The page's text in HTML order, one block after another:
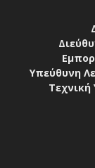
Υπεύθυνη
Τεχνική